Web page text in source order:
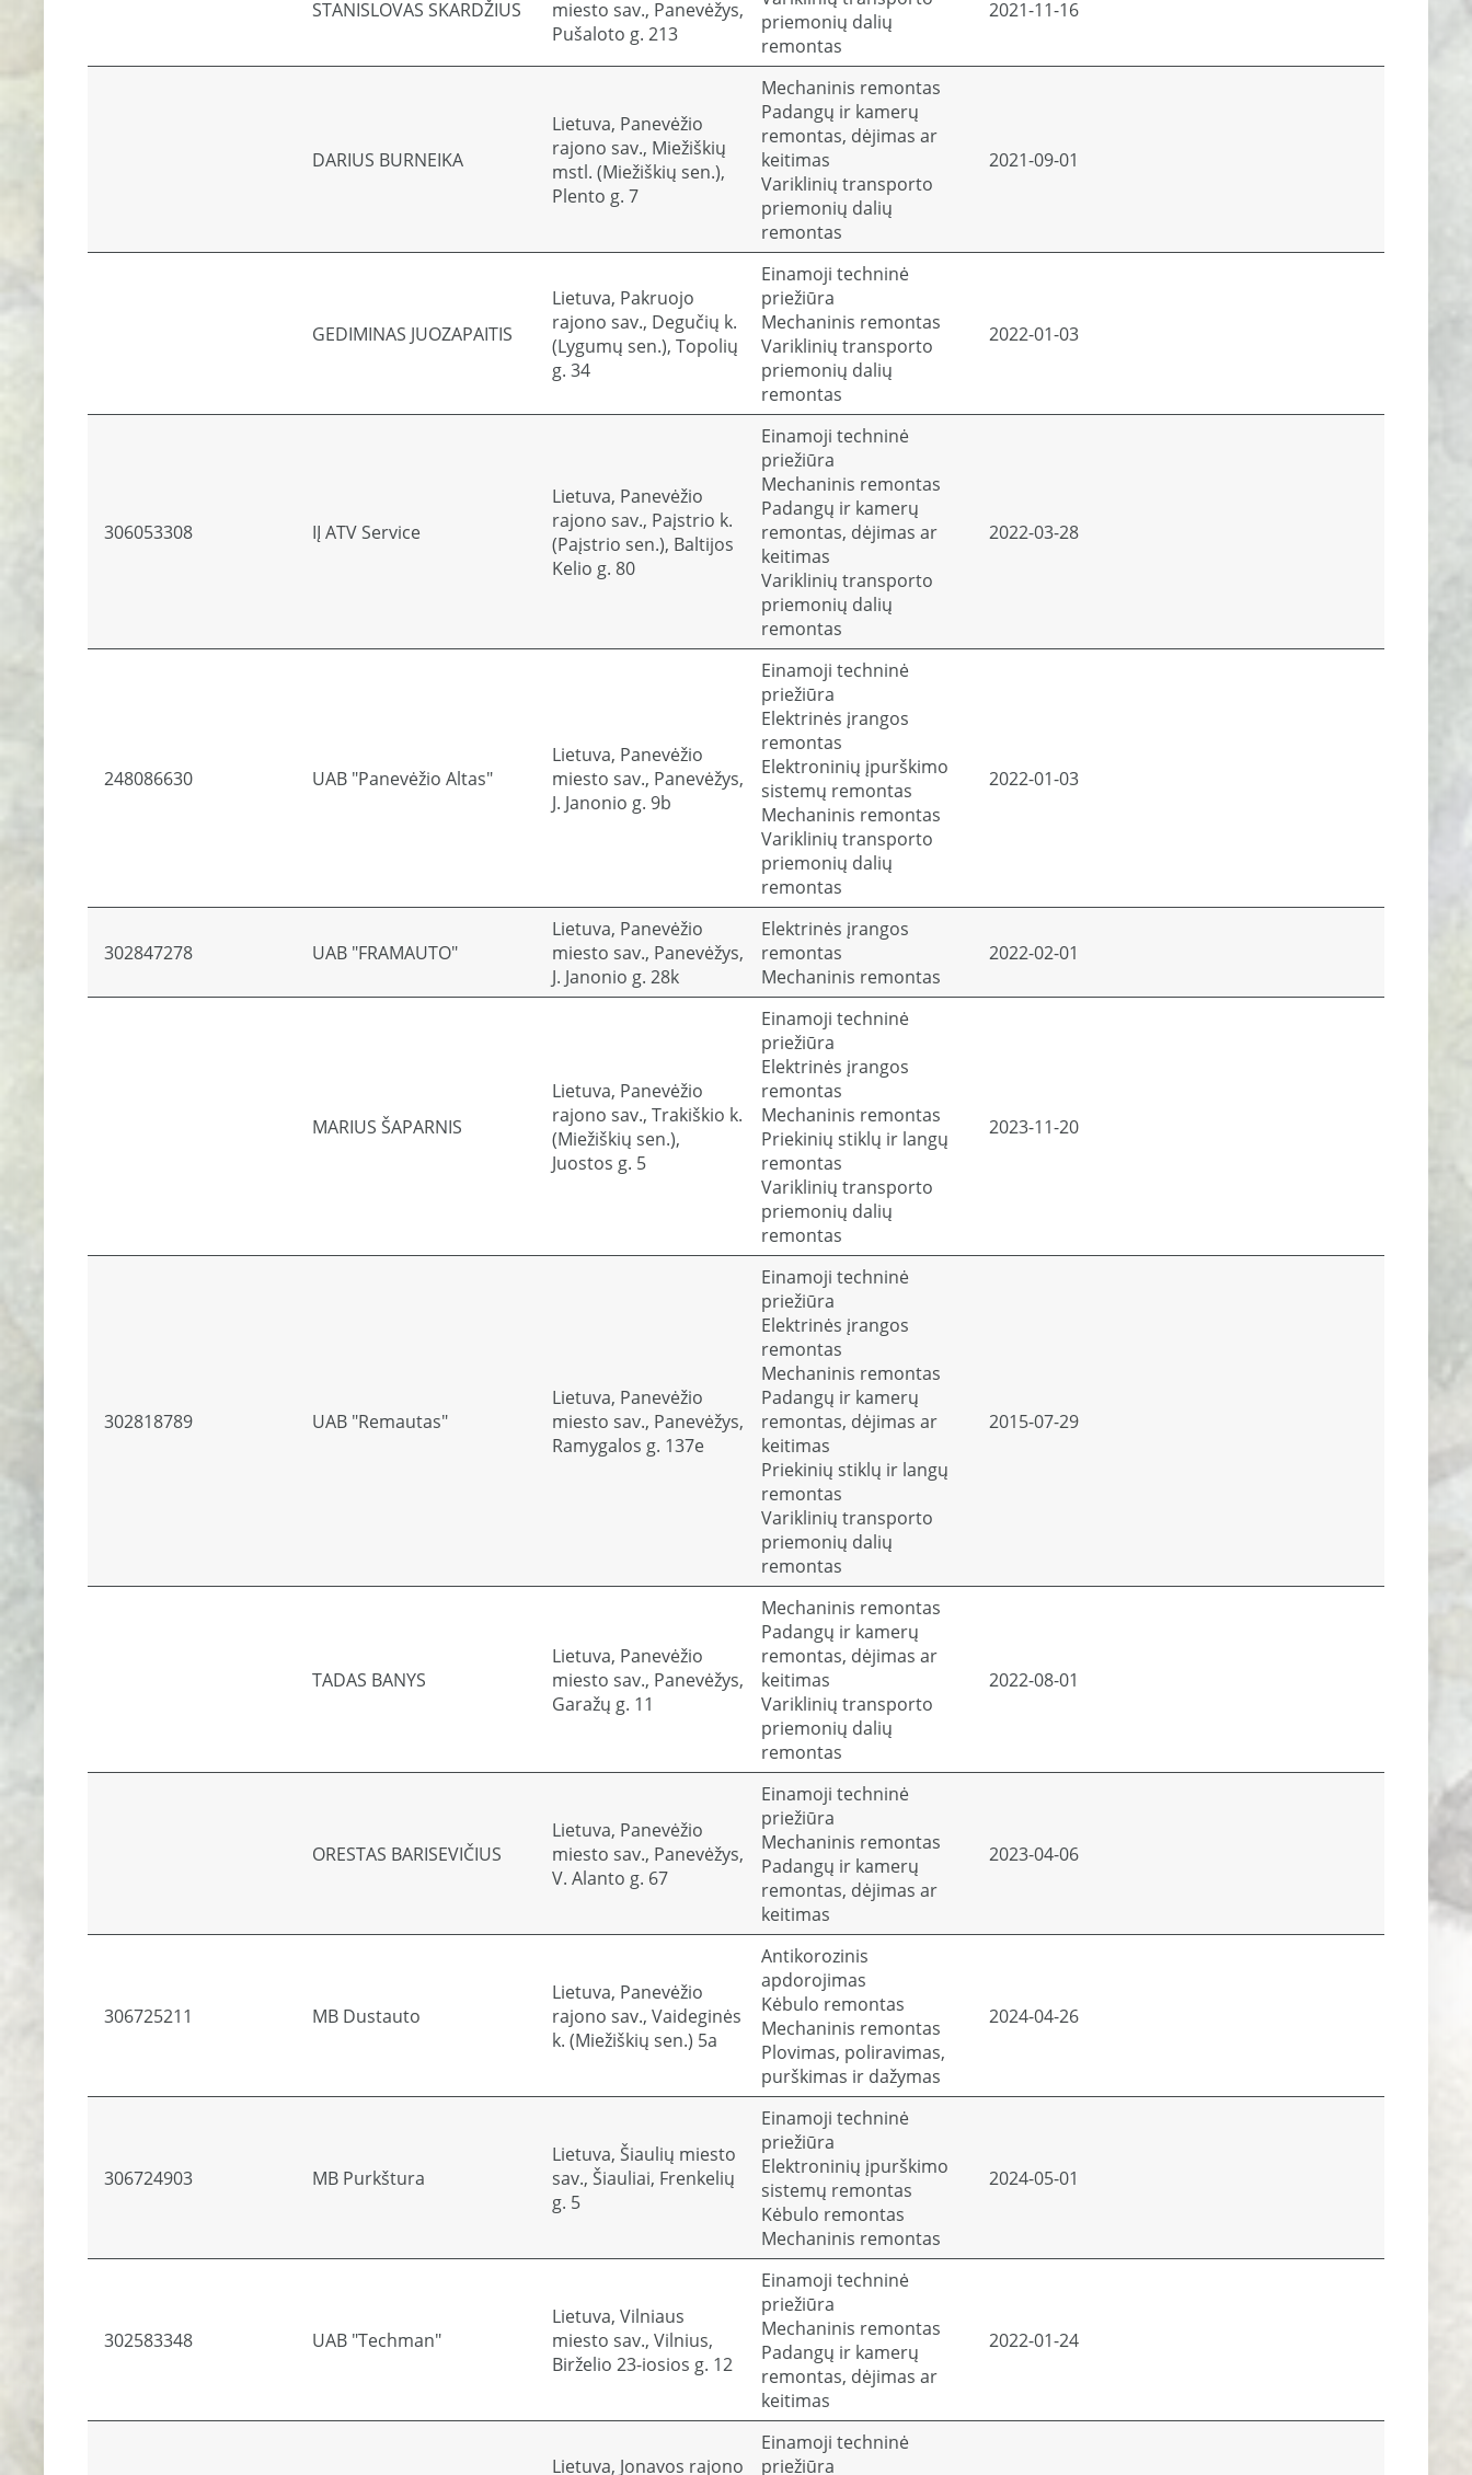
STANISLOVAS SKARDŽIUS
miesto sav., Panevėžys,
Pušaloto g. 213
priemonių dalių
remontas
2021-11-16
DARIUS BURNEIKA
Lietuva, Panevėžio
rajono sav., Miežiškių
mstl. (Miežiškių sen.),
Plento g. 7
Mechaninis remontas
Padangų ir kamerų
remontas, dėjimas ar
keitimas
Variklinių transporto
priemonių dalių
remontas
2021-09-01
GEDIMINAS JUOZAPAITIS
Lietuva, Pakruojo
rajono sav., Degučių k.
(Lygumų sen.), Topolių
g. 34
Einamoji techninė
priežiūra
Mechaninis remontas
Variklinių transporto
priemonių dalių
remontas
2022-01-03
306053308 IĮ ATV Service
Lietuva, Panevėžio
rajono sav., Paįstrio k.
(Paįstrio sen.), Baltijos
Kelio g. 80
Einamoji techninė
priežiūra
Mechaninis remontas
Padangų ir kamerų
remontas, dėjimas ar
keitimas
Variklinių transporto
priemonių dalių
remontas
2022-03-28
248086630 UAB "Panevėžio Altas"
Lietuva, Panevėžio
miesto sav., Panevėžys,
J. Janonio g. 9b
Einamoji techninė
priežiūra
Elektrinės įrangos
remontas
Elektroninių įpurškimo
sistemų remontas
Mechaninis remontas
Variklinių transporto
priemonių dalių
remontas
2022-01-03
302847278 UAB "FRAMAUTO"
Lietuva, Panevėžio
miesto sav., Panevėžys,
J. Janonio g. 28k
Elektrinės įrangos
remontas
Mechaninis remontas
2022-02-01
MARIUS ŠAPARNIS
Lietuva, Panevėžio
rajono sav., Trakiškio k.
(Miežiškių sen.),
Juostos g. 5
Einamoji techninė
priežiūra
Elektrinės įrangos
remontas
Mechaninis remontas
Priekinių stiklų ir langų
remontas
Variklinių transporto
priemonių dalių
remontas
2023-11-20
302818789 UAB "Remautas"
Lietuva, Panevėžio
miesto sav., Panevėžys,
Ramygalos g. 137e
Einamoji techninė
priežiūra
Elektrinės įrangos
remontas
Mechaninis remontas
Padangų ir kamerų
remontas, dėjimas ar
keitimas
Priekinių stiklų ir langų
remontas
Variklinių transporto
priemonių dalių
remontas
2015-07-29
TADAS BANYS
Lietuva, Panevėžio
miesto sav., Panevėžys,
Garažų g. 11
Mechaninis remontas
Padangų ir kamerų
remontas, dėjimas ar
keitimas
Variklinių transporto
priemonių dalių
remontas
2022-08-01
ORESTAS BARISEVIČIUS
Lietuva, Panevėžio
miesto sav., Panevėžys,
V. Alanto g. 67
Einamoji techninė
priežiūra
Mechaninis remontas
Padangų ir kamerų
remontas, dėjimas ar
keitimas
2023-04-06
306725211 MB Dustauto
Lietuva, Panevėžio
rajono sav., Vaideginės
k. (Miežiškių sen.) 5a
Antikorozinis
apdorojimas
Kėbulo remontas
Mechaninis remontas
Plovimas, poliravimas,
purškimas ir dažymas
2024-04-26
306724903 MB Purkštura
Lietuva, Šiaulių miesto
sav., Šiauliai, Frenkelių
g. 5
Einamoji techninė
priežiūra
Elektroninių įpurškimo
sistemų remontas
Kėbulo remontas
Mechaninis remontas
2024-05-01
302583348 UAB "Techman"
Lietuva, Vilniaus
miesto sav., Vilnius,
Birželio 23-iosios g. 12
Einamoji techninė
priežiūra
Mechaninis remontas
Padangų ir kamerų
remontas, dėjimas ar
keitimas
2022-01-24
Lietuva, Jonavos rajono
Einamoji techninė
priežiūra